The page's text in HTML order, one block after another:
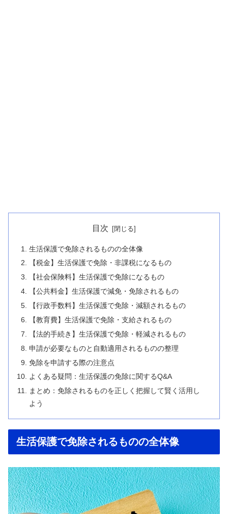
目次
生活保護で免除されるものの全体像
【税金】生活保護で免除・非課税になるもの
【社会保険料】生活保護で免除になるもの
【公共料金】生活保護で減免・免除されるもの
【行政手数料】生活保護で免除・減額されるもの
【教育費】生活保護で免除・支給されるもの
【法的手続き】生活保護で免除・軽減されるもの
申請が必要なものと自動適用されるものの整理
免除を申請する際の注意点
よくある疑問：生活保護の免除に関するQ&A
まとめ：免除されるものを正しく把握して賢く活用し
よう
生活保護で免除されるものの全体像